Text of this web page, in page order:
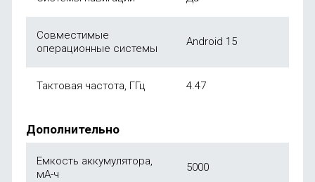
Совместимые
операционные системы
Android 15
Тактовая частота, ГГц 4.47
Дополнительно
Емкость аккумулятора,
мА-ч
5000